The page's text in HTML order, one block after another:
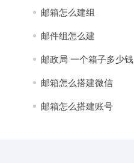
邮箱怎么建组
邮件组怎么建
邮政局 一个箱子多少钱
邮箱怎么搭建微信
邮箱怎么搭建账号